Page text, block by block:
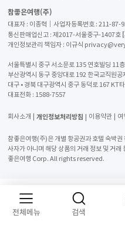
참좋은여행(주)
대표자 : 이종혁│사업자등록번호 : 211-87-
통신판매업신고 : 제2017-서울중구-1407호
개인정보관리 책임자 : 이규식
서울특별시 중구 서소문로 135 연호빌딩 11
부산광역시 동구 중앙대로 192 한국교직원공
대구 • 경북 대구광역시 중구 동덕로 167 KT
대표전화 : 1588-7557
회사소개 개인정보처리방침 이용약관 여
참좋은여행(주)은 개별 항공권과 호텔 숙박
사자가 아니며 해당 상품의 거래 정보 및 거
좋은여행 Corp. All rights reserved.
전체메뉴 검색